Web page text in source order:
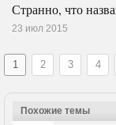
Странно, что
23 июл 2015
1 2 3 4
Похожие темы